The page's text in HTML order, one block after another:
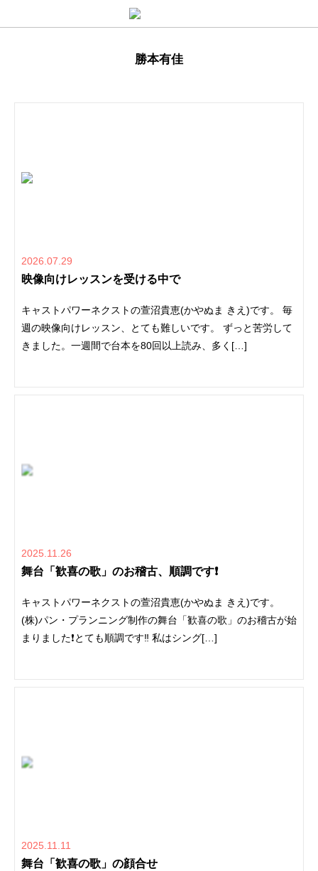
勝本有佳
2026.07.29
映像向けレッスンを受ける中で
キャストパワーネクストの萱沼貴恵(かやぬま きえ)です。 毎
週の映像向けレッスン、とても難しいです。 ずっと苦労して
きました。一週間で台本を80回以上読み、多く[…]
2025.11.26
舞台「歓喜の歌」のお稽古、順調です❗️
キャストパワーネクストの萱沼貴恵(かやぬま きえ)です。
(株)パン・プランニング制作の舞台「歓喜の歌」のお稽古が始
まりました❗️とても順調です‼️ 私はシング[…]
2025.11.11
舞台「歓喜の歌」の顔合せ